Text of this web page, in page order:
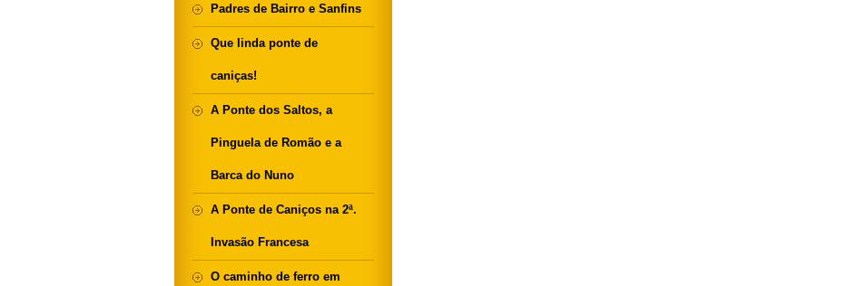
Padres de Bairro e Sanfins
Que linda ponte de
caniças!
A Ponte dos Saltos, a
Pinguela de Romão e a
Barca do Nuno
A Ponte de Caniços na 2ª.
Invasão Francesa
O caminho de ferro em